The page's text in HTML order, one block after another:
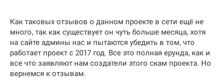
Как таковых отзывов о данном проекте в сети ещё не
много, так как существует он чуть больше месяца, хотя
на сайте админы нас и пытаются убедить в том, что
работает проект с 2017 год. Все это полная ерунда, как и
все что заявляют нам создатели этого скам проекта. Но
вернемся к отзывам.